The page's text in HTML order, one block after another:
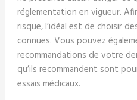
réglementation en vigueur.
risque, l’idéal est de choisir
connues. Vous pouvez
recommandations de votre
qu’ils recommandent sont
essais médicaux.